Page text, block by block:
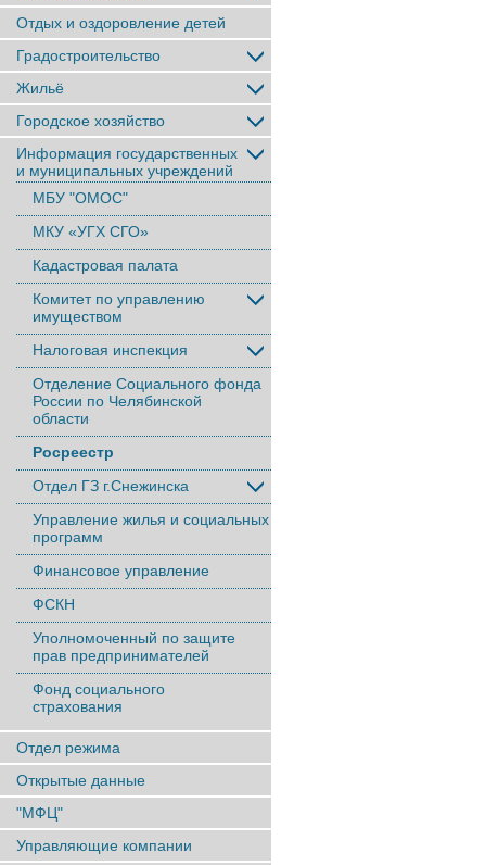
Отдых и оздоровление детей
Градостроительство
Жильё
Городское хозяйство
Информация государственных
и муниципальных учреждений
МБУ "ОМОС"
МКУ «УГХ СГО»
Кадастровая палата
Комитет по управлению
имуществом
Налоговая инспекция
Отделение Социального фонда
России по Челябинской
области
Росреестр
Отдел ГЗ г.Снежинска
Управление жилья и социальных
программ
Финансовое управление
ФСКН
Уполномоченный по защите
прав предпринимателей
Фонд социального
страхования
Отдел режима
Открытые данные
"МФЦ"
Управляющие компании